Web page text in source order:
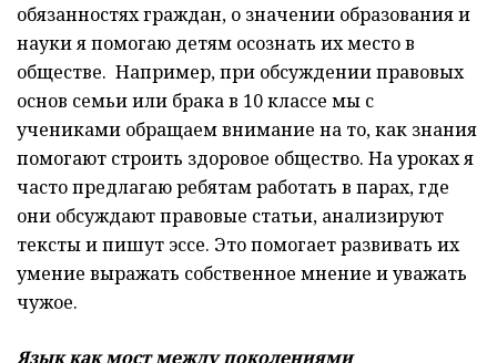
обязанностях граждан, о значении образования и
науки я помогаю детям осознать их место в
обществе. Например, при обсуждении правовых
основ семьи или брака в 10 классе мы с
учениками обращаем внимание на то, как знания
помогают строить здоровое общество. На уроках я
часто предлагаю ребятам работать в парах, где
они обсуждают правовые статьи, анализируют
тексты и пишут эссе. Это помогает развивать их
умение выражать собственное мнение и уважать
чужое.
Язык как мост между поколениями